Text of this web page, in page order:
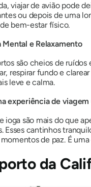
viajar de avião pode
ou depois de uma
bem-estar físico.
Mental e Relaxamento
são cheios de
respirar fundo e
leve e calma.
experiência de viagem
ioga são mais do que
Esses cantinhos
de paz. É
da